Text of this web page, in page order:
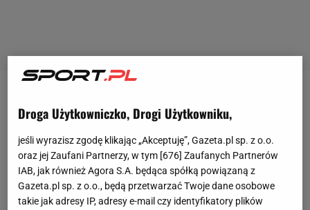
zakończył, jednak sporo nerwowości jest w jednym z
zespołów, który pomimo oczekiwań znalazł się poza
finałem Serie A. Chodzi o Azimut Modenę, której
siatkarze pożegnali się z rozgrywkami na etapie
półfinału (przegrana 1:3 w meczach z Cucine Lube
Droga Użytkowniczko, Drogi Użytkowniku,
jeśli wyrazisz zgodę klikając „Akceptuję”, Gazeta.pl sp. z o.o.
oraz jej Zaufani Partnerzy, w tym [676] Zaufanych Partnerów
IAB, jak również Agora S.A. będąca spółką powiązaną z
Gazeta.pl sp. z o.o., będą przetwarzać Twoje dane osobowe
takie jak adresy IP, adresy e-mail czy identyfikatory plików